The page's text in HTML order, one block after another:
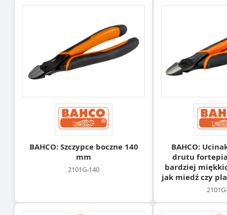
BAHCO: Szczypce boczne 140
mm
2101G-140
BAHCO:
drutu
bardziej
jak miedź czy